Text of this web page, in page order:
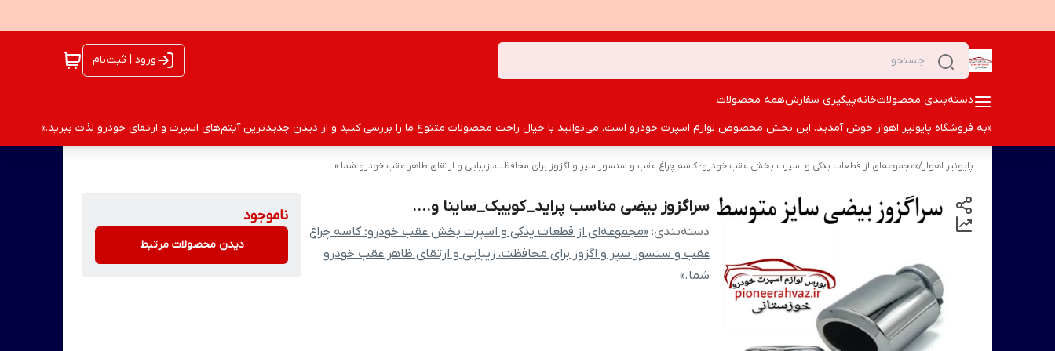
ورود | ثبت‌نام
دسته‌بندی محصولاتخانهپیگیری سفارشهمه محصولات
«به فروشگاه پایونیر اهواز خوش آمدید. این بخش مخصوص لوازم اسپرت خودرو است. می‌توانید با خیال راحت محصولات متنوع ما را بررسی کنید و از دیدن جدیدترین آیتم‌های اسپرت و ارتقای خودرو لذت ببرید.»
پایونیر اهواز/«مجموعه‌ای از قطعات یدکی و اسپرت بخش عقب خودرو؛ کاسه چراغ عقب و سنسور سپر و اگزوز برای محافظت، زیبایی و ارتقای ظاهر عقب خودرو شما.»
سراگزوز بیضی مناسب پراید_کوییک_ساینا و....
دسته‌بندی: «مجموعه‌ای از قطعات یدکی و اسپرت بخش عقب خودرو؛ کاسه چراغ
عقب و سنسور سپر و اگزوز برای محافظت، زیبایی و ارتقای ظاهر عقب خودرو
شما.»
ناموجود
دیدن محصولات مرتبط